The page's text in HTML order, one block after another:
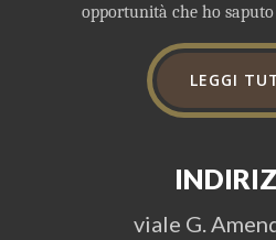
opportunità che ho
LEGGI
viale G.